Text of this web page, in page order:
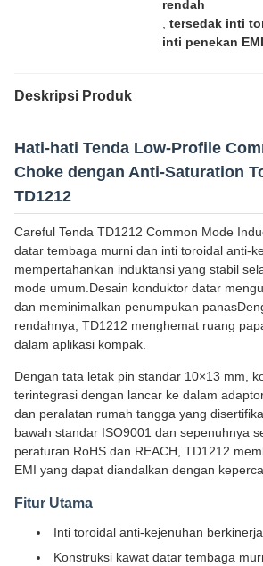
rendah
,tersedak inti
inti penekan
Deskripsi Produk
Hati-hati Tenda Low-Profile
Choke dengan Anti-Saturation
TD1212
Careful Tenda TD1212 Common Mode
datar tembaga murni dan inti toroidal anti-
mempertahankan induktansi yang stabil
mode umum.Desain konduktor datar
dan meminimalkan penumpukan
rendahnya, TD1212 menghemat ruang
dalam aplikasi kompak.
Dengan tata letak pin standar 10×13 mm,
terintegrasi dengan lancar ke dalam
dan peralatan rumah tangga yang
bawah standar ISO9001 dan sepenuhnya
peraturan RoHS dan REACH, TD1212
EMI yang dapat diandalkan dengan
Fitur Utama
Inti toroidal anti-kejenuhan
Konstruksi kawat datar tembaga